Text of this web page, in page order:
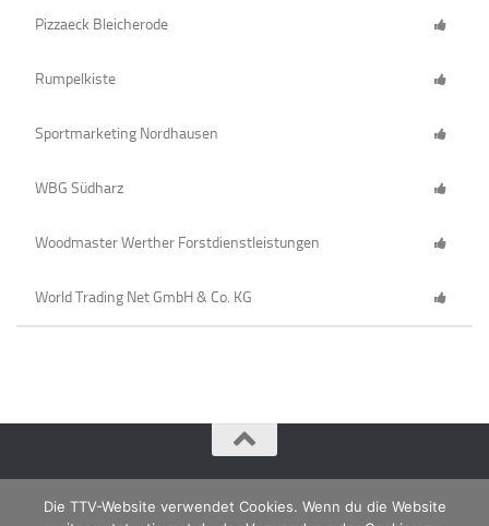
Pizzaeck Bleicherode
Rumpelkiste
Sportmarketing Nordhausen
WBG Südharz
Woodmaster Werther Forstdienstleistungen
World Trading Net GmbH & Co. KG
Die TTV-Website verwendet Cookies. Wenn du die Website